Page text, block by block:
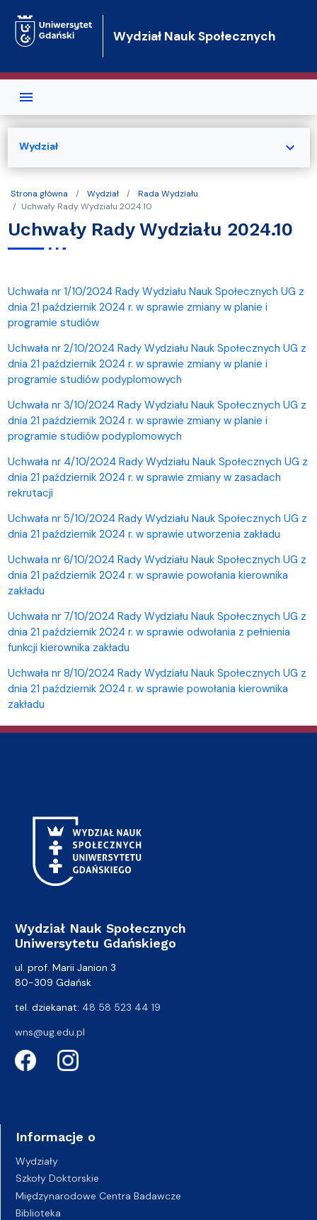
Wydział Nauk Społecznych
Strona główna Wydział
Rada Wydziału
Uchwały Rady Wydziału 2024.10
Uchwały Rady Wydziału 2024.10
Uchwała nr 1/10/2024 Rady Wydziału Nauk Społecznych UG z
dnia 21 październik 2024 r. w sprawie zmiany w planie i
programie studiów
Uchwała nr 2/10/2024 Rady Wydziału Nauk Społecznych UG z
dnia 21 październik 2024 r. w sprawie zmiany w planie i
programie studiów podyplomowych
Uchwała nr 3/10/2024 Rady Wydziału Nauk Społecznych UG z
dnia 21 październik 2024 r. w sprawie zmiany w planie i
programie studiów podyplomowych
Uchwała nr 4/10/2024 Rady Wydziału Nauk Społecznych UG z
dnia 21 październik 2024 r. w sprawie zmiany w zasadach
rekrutacji
Uchwała nr 5/10/2024 Rady Wydziału Nauk Społecznych UG z
dnia 21 październik 2024 r. w sprawie utworzenia zakładu
Uchwała nr 6/10/2024 Rady Wydziału Nauk Społecznych UG z
dnia 21 październik 2024 r. w sprawie powołania kierownika
zakładu
Uchwała nr 7/10/2024 Rady Wydziału Nauk Społecznych UG z
dnia 21 październik 2024 r. w sprawie odwołania z pełnienia
funkcji kierownika zakładu
Uchwała nr 8/10/2024 Rady Wydziału Nauk Społecznych UG z
dnia 21 październik 2024 r. w sprawie powołania kierownika
zakładu
Wydział expand_more
Wydział Nauk Społecznych
Uniwersytetu Gdańskiego
ul. prof. Marii Janion 3
80-309 Gdańsk
tel. dziekanat: 48 58 523 44 19
wns@ug.edu.pl
Informacje o
Wydziały
Szkoły Doktorskie
Międzynarodowe Centra Badawcze
Biblioteka